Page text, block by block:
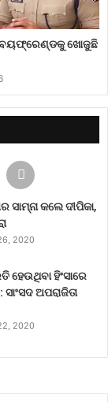
ଖୋଜୁଛି
ସାମ୍ନା କଲେ ଦୀପିକା,
2020
ହେଉଥିବା ହିଂସାରେ
ଅପରାଜିତା
2020